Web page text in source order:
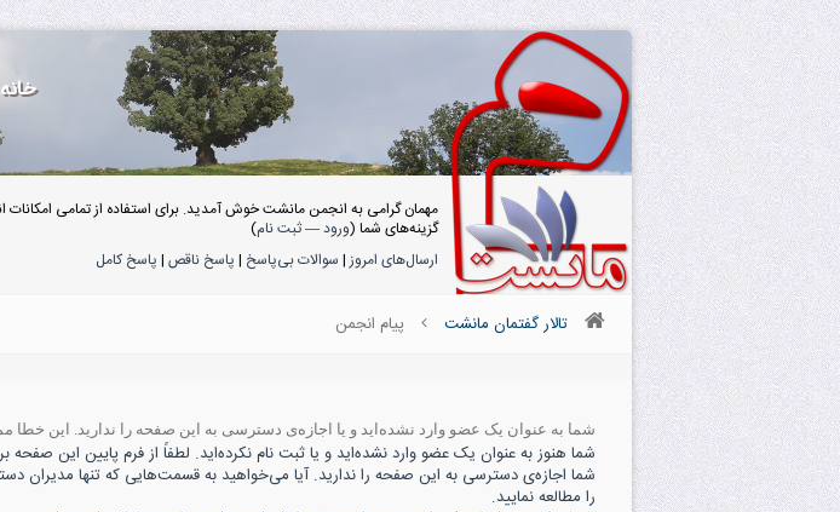
خانه
مهمان گرامی به انجمن مانشت خوش آمدید. برای استفاده از تمامی
گزینه‌های شما (ورود—ثبت نام)
ارسال‌های امروز| سوالات بی‌پاسخ | پاسخ ناقص | پاسخ کامل
تالار گفتمان مانشت پیام انجمن
شما به عنوان یک عضو وارد نشده‌اید و یا اجازه‌ی دسترسی به این صفحه را ندارید. این خطا
شما هنوز به عنوان یک عضو وارد نشده‌اید و یا ثبت نام نکرده‌اید. لطفاً از فرم پایین این صفحه
شما اجازه‌ی دسترسی به این صفحه را ندارید. آیا می‌خواهید به قسمت‌هایی که تنها مدیران
را مطالعه نمایید.